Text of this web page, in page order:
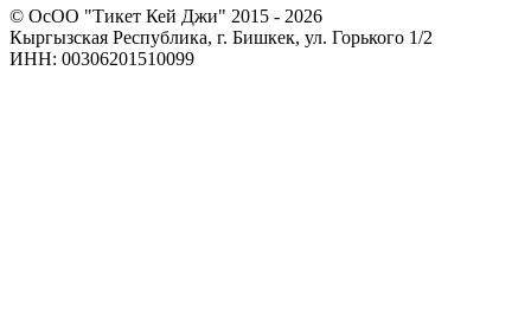
© ОсОО "Тикет Кей Джи" 2015 - 2026
Кыргызская Республика, г. Бишкек, ул. Горького 1/2
ИНН: 00306201510099